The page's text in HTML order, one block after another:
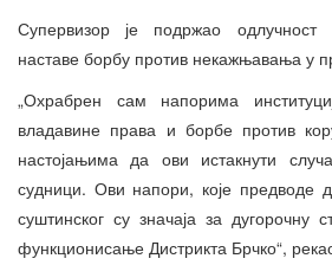
Супервизор је подржао одлучност
наставе борбу против некажњавања у
„Охрабрен сам напорима
владавине права и борбе против
настојањима да ови истакнути
судници. Ови напори, које предводе
суштинског су значаја за дугорочну
функционисање Дистрикта Брчко“,